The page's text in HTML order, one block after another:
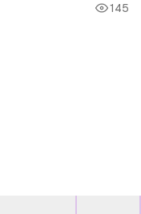
145